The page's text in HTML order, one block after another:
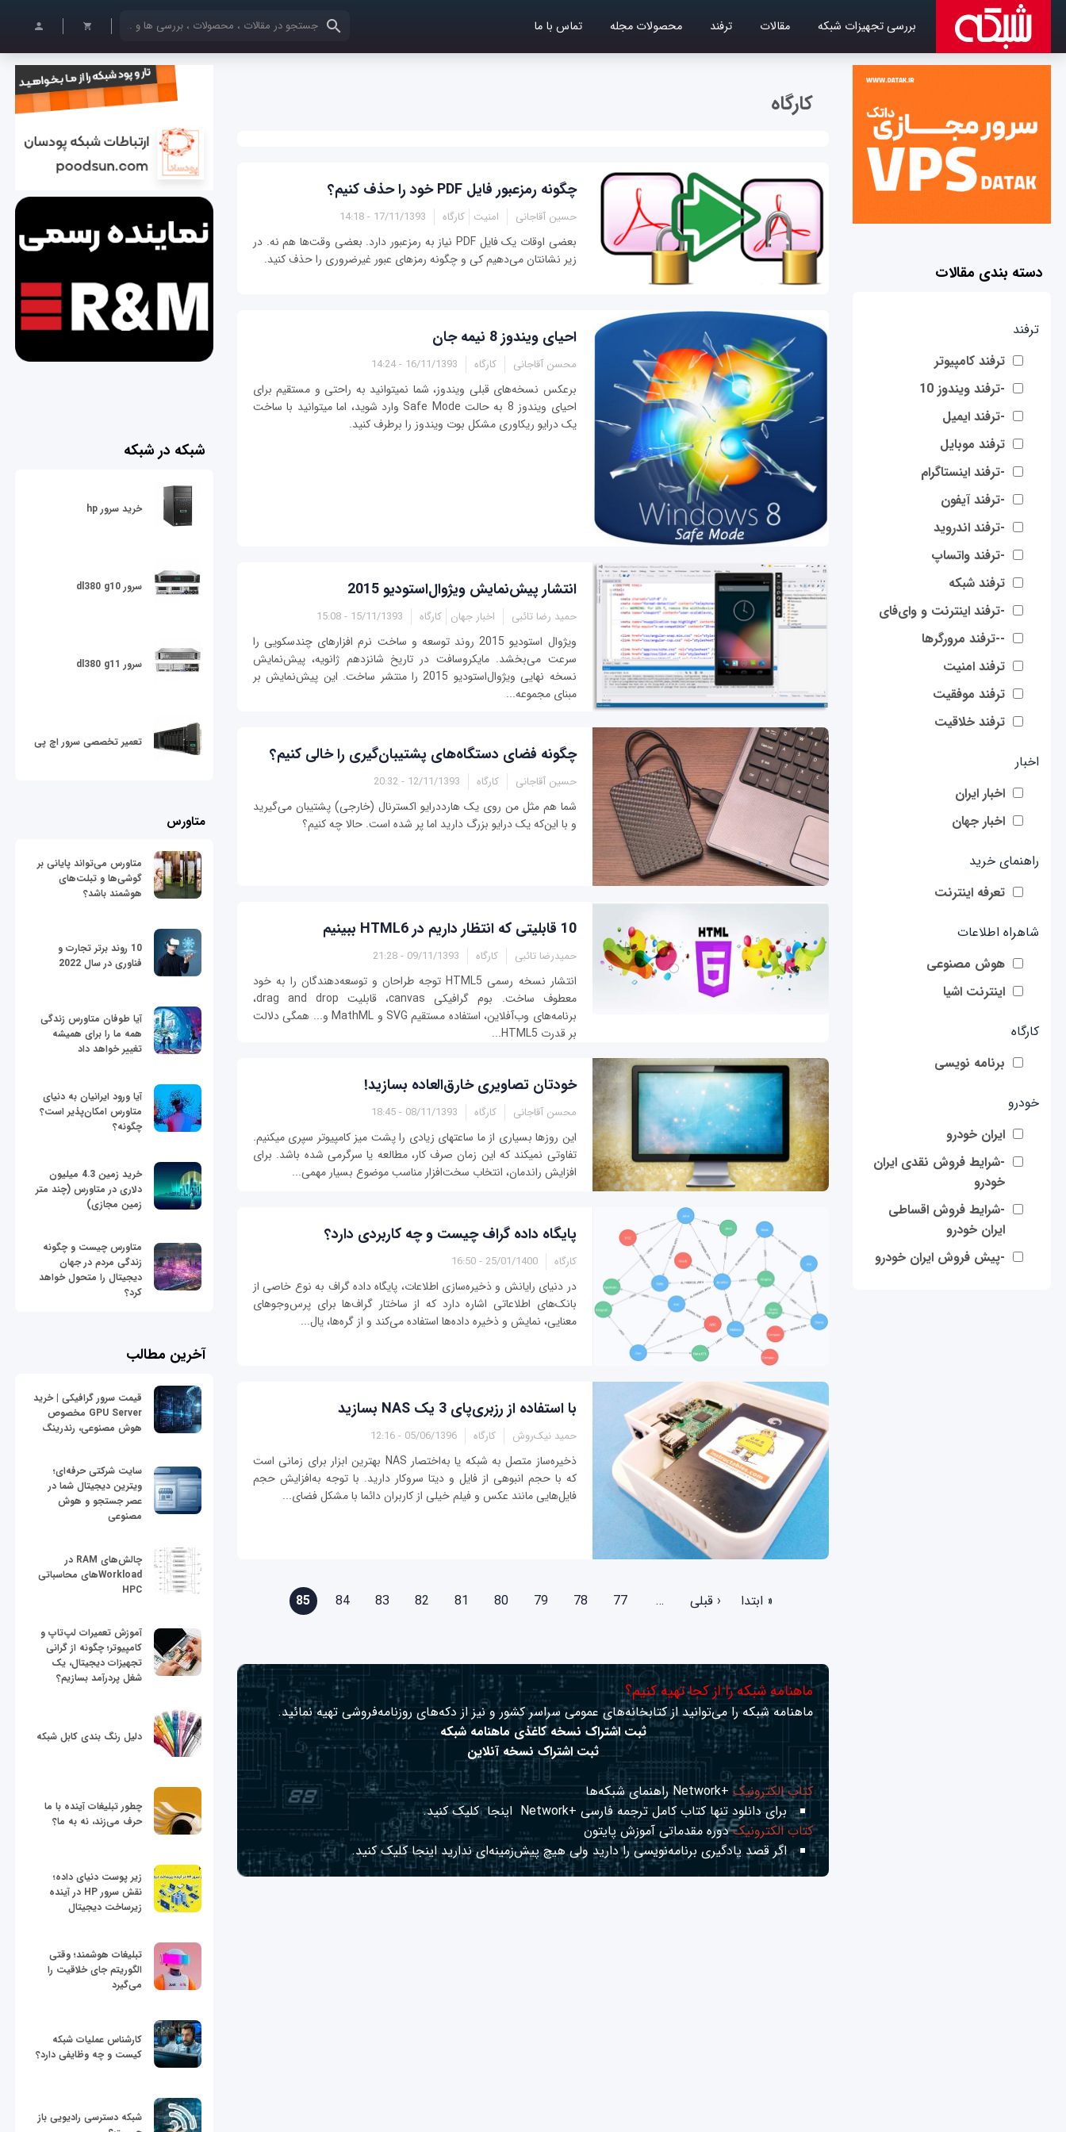
بررسی تجهیزات شبکه مقالات ترفند محصولات مجله تماس با ما کلمات کلیدی خود را وارد کنید
دسته بندی مقالات
ترفند
ترفند کامپیوتر
-ترفند ویندوز 10
-ترفند ایمیل
ترفند موبایل
-ترفند اینستاگرام
-ترفند آیفون
-ترفند اندروید
-ترفند واتساپ
ترفند شبکه
-ترفند اینترنت و وای‌فای
--ترفند مرورگرها
ترفند امنیت
ترفند موفقیت
ترفند خلاقیت
اخبار
اخبار ایران
اخبار جهان
راهنمای خرید
تعرفه اینترنت
شاهراه اطلاعات
هوش مصنوعی
اینترنت اشیا
کارگاه
برنامه نویسی
خودرو
ایران خودرو
-شرایط فروش نقدی ایران
خودرو
-شرایط فروش اقساطی
ایران خودرو
-پیش فروش ایران خودرو
کارگاه
چگونه رمزعبور فایل PDF خود را حذف کنیم؟
حسین آقاجانی امنیت کارگاه 17/11/1393 - 14:18
بعضی اوقات یک فایل PDF نیاز به رمزعبور دارد. بعضی وقت‌ها هم نه. در
زیر نشانتان می‌دهیم کی و چگونه رمزهای عبور غیرضروری را حذف کنید.
احیای ویندوز 8 نیمه جان
محسن آقاجانی کارگاه 16/11/1393 - 14:24
برعکس نسخه‌های قبلی ویندوز، شما نمی‎توانید به راحتی و مستقیم برای
احیای ویندوز 8 به حالت Safe Mode وارد شوید، اما می‎توانید با ساخت
یک درایو ریکاوری مشکل بوت ویندوز را برطرف کنید.
انتشار پیش‌نمایش ویژوال‌استودیو 2015
حمید رضا تائبی اخبار جهان کارگاه 15/11/1393 - 15:08
ویژوال استودیو 2015 روند توسعه و ساخت نرم افزارهای چندسکویی را
سرعت می‌بخشد. مایکروسافت در تاریخ شانزدهم ژانویه، پیش‌نمایش
نسخه نهایی ویژوال‌استودیو 2015 را منتشر ساخت. این پیش‌نمایش بر
مبنای مجموعه...
چگونه فضای دستگاه‌های پشتیبان‌گیری را خالی کنیم؟
حسین آقاجانی کارگاه 12/11/1393 - 20:32
شما هم مثل من روی یک هارددرایو اکسترنال (خارجی) پشتیبان می‌گیرید
و با این‌که یک درایو بزرگ دارید اما پر شده است. حالا چه کنیم؟
10 قابلیتی که انتظار داریم در HTML6 ببینیم
حمیدرضا تائبی کارگاه 09/11/1393 - 21:28
انتشار نسخه رسمی HTML5 توجه طراحان و توسعه‌دهندگان را به خود
معطوف ساخت. بوم گرافیکی canvas، قابلیت drag and drop،
برنامه‌های وب‌آفلاین، استفاده مستقیم SVG و MathML و... همگی دلالت
بر قدرت HTML5...
خودتان تصاویری خارق‌العاده بسازید!
محسن آقاجانی کارگاه 08/11/1393 - 18:45
این روزها بسیاری از ما ساعت‎های زیادی را پشت میز کامپیوتر سپری می‎کنیم.
تفاوتی نمی‎کند که این زمان صرف کار، مطالعه یا سرگرمی‎ شده باشد. برای
افزایش راندمان، انتخاب سخت‌افزار مناسب موضوع بسیار مهمی‎...
پایگاه داده‌ گراف چیست و چه کاربردی دارد؟
کارگاه 25/01/1400 - 16:50
در دنیای رایانش و ذخیره‌سازی اطلاعات، پایگاه داده گراف به نوع خاصی از
بانک‌های اطلاعاتی اشاره دارد که از ساختار گراف‌ها برای پرس‌وجوهای
معنایی، نمایش و ذخیره داده‌ها استفاده می‌کند و از گره‌ها،‌ یال‌...
با استفاده از رزبری‌پای 3 یک NAS بسازید
حمید نیک‌روش کارگاه 05/06/1396 - 12:16
ذخیره‌ساز متصل به شبکه یا به‌اختصار NAS بهترین ابزار برای زمانی است
که با حجم انبوهی از فایل و دیتا سروکار دارید. با توجه به‌افزایش حجم
فایل‌هایی مانند عکس و فیلم خیلی از کاربران دائما با مشکل فضای...
« ابتدا
‹ قبلی …
77
78
79
80
81
82
83
84
85
ماهنامه شبکه را از کجا تهیه کنیم؟
ماهنامه شبکه را می‌توانید از کتابخانه‌های عمومی سراسر کشور و نیز از دکه‌های روزنامه‌فروشی تهیه نمائید.
ثبت اشتراک نسخه کاغذی ماهنامه شبکه
ثبت اشتراک نسخه آنلاین
کتاب الکترونیک +Network راهنمای شبکه‌ها
برای دانلود تنها کتاب کامل ترجمه فارسی +Network
اینجا کلیک کنید.
کتاب الکترونیکدوره مقدماتی آموزش پایتون
اگر قصد یادگیری برنامه‌نویسی را دارید ولی هیچ پیش‌زمینه‌ای نداریداینجا کلیک کنید.
شبکه در شبکه
خرید سرور hp
سرور dl380 g10
سرور dl380 g11
تعمیر تخصصی سرور اچ پی
متاورس
متاورس می‌تواند پایانی بر
گوشی‌ها و تبلت‌های
هوشمند باشد؟
10 روند برتر تجارت و
فناوری در سال 2022
آیا طوفان متاورس زندگی
همه ما را برای همیشه
تغییر خواهد داد
آیا ورود ایرانیان به دنیای
متاورس امکان‌پذیر است؟
چگونه؟
خرید زمین 4.3 میلیون
دلاری در متاورس (چند متر
زمین مجازی)
متاورس چیست و چگونه
زندگی مردم در جهان
دیجیتال را متحول خواهد
کرد؟
آخرین مطالب
قیمت سرور گرافیکی | خرید
GPU Server مخصوص
هوش مصنوعی، رندرینگ
سایت شرکتی حرفه‌ای؛
ویترین دیجیتال شما در
عصر جستجو و هوش
مصنوعی
چالش‌های RAM در
Workloadهای محاسباتی
HPC
آموزش تعمیرات لپ‌تاپ و
کامپیوتر؛ چگونه از گرانی
تجهیزات دیجیتال، یک
شغل پردرآمد بسازیم؟
دلیل رنگ بندی کابل شبکه
چطور تبلیغات آینده با ما
حرف می‌زند، نه به ما؟
زیر پوست دنیای داده؛
نقش سرور HP در آینده
زیرساخت دیجیتال
تبلیغات هوشمند؛ وقتی
الگوریتم جای خلاقیت را
می‌گیرد
کارشناس عملیات شبکه
کیست و چه وظایفی دارد؟
شبکه دسترسی رادیویی باز